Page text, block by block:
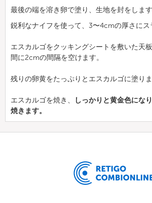
最後の端を溶き卵で塗り、生地を封をします
鋭利なナイフを使って、3〜4cmの厚さにス
エスカルゴをクッキングシートを敷いた天
間に2cmの間隔を空けます。
残りの卵黄をたっぷりとエスカルゴに塗りま
エスカルゴを焼き、
しっかりと黄金色にな
焼きます。